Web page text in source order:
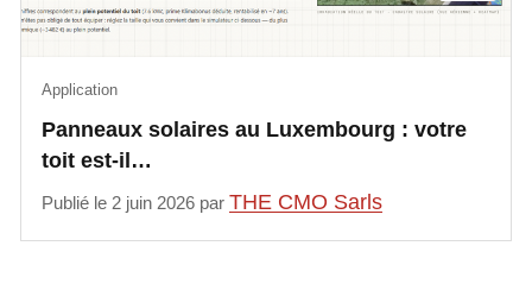
Panneaux solaires au Luxembourg : votre
toit est-il…
Application
Publié le 2 juin 2026 parTHE CMO Sarls